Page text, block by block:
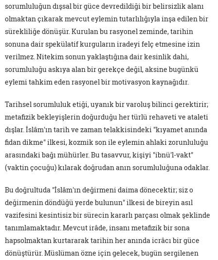
sorumluluğun dışsal bir güce devredildiği bir belirsizlik alanı
olmaktan çıkarak mevcut eylemin tutarlılığıyla inşa edilen bir
sürekliliğe dönüşür. Kurulan bu rasyonel zeminde, tarihin
sonuna dair spekülatif kurguların iradeyi felç etmesine izin
verilmez. Nitekim sonun yaklaştığına dair kesinlik dahi,
sorumluluğu askıya alan bir gerekçe değil, aksine bugünkü
eylemi tahkim eden rasyonel bir motivasyon kaynağıdır.
Tarihsel sorumluluk etiği, uyanık bir varoluş bilinci gerektirir;
metafizik bekleyişlerin doğurduğu her türlü rehaveti ve ataleti
dışlar. İslâm'ın tarih ve zaman telakkisindeki "kıyamet anında
fidan dikme" ilkesi, kozmik son ile eylemin ahlaki zorunluluğu
arasındaki bağı mühürler. Bu tasavvur, kişiyi "ibnü'l-vakt"
(vaktin çocuğu) kılarak doğrudan anın sorumluluğuna odaklar.
Bu doğrultuda "İslâm'ın değirmeni daima dönecektir; siz o
değirmenin döndüğü yerde bulunun" ilkesi de bireyin asıl
vazifesini kesintisiz bir sürecin kararlı parçası olmak şeklinde
tanımlamaktadır. Mevcut irâde, insanı metafizik bir sona
hapsolmaktan kurtararak tarihin her anında icrâcı bir güce
dönüştürür. Müslüman özne için gelecek, bugün sergilenen